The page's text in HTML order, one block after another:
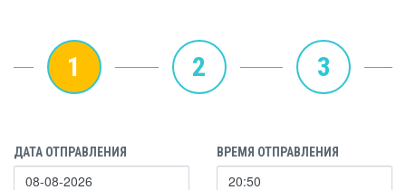
1 2 3
ДАТА ОТПРАВЛЕНИЯ ВРЕМЯ ОТПРАВЛЕНИЯ